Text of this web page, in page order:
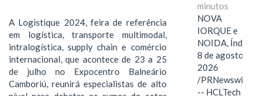
A Logistique 2024, feira de referência
em logística, transporte multimodal,
intralogística, supply chain e comércio
internacional, que acontece de 23 a 25
de julho no Expocentro Balneário
Camboriú, reunirá especialistas de alto
minutos
NOVA
IORQUE e
NOIDA, Índia,
8 de agosto de
2026
/PRNewswire/
-- HCLTech